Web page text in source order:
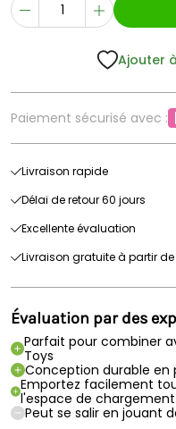
Ajouter
Paiement sécurisé avec :
Livraison rapide
Délai de retour 60 jours
Excellente évaluation
Livraison gratuite à partir de
Évaluation par des
Parfait pour combiner
Toys
Conception durable en
Emportez facilement
l'espace de chargement
Peut se salir en jouant